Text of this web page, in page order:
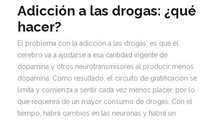
Adicción a las drogas: ¿qué
hacer?
El problema con la adicción a las drogas, es que el
cerebro va a ajustarse a esa cantidad ingente de
dopamina y otros neurotransmisores al producir menos
dopamina. Como resultado, el circuito de gratificación se
limita y comienza a sentir cada vez menos placer, por lo
que requerirá de un mayor consumo de drogas. Con el
tiempo, habrá cambios en las neuronas y habrá un